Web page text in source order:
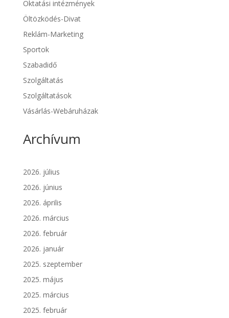
Oktatási intézmények
Öltözködés-Divat
Reklám-Marketing
Sportok
Szabadidő
Szolgáltatás
Szolgáltatások
Vásárlás-Webáruházak
Archívum
2026. július
2026. június
2026. április
2026. március
2026. február
2026. január
2025. szeptember
2025. május
2025. március
2025. február